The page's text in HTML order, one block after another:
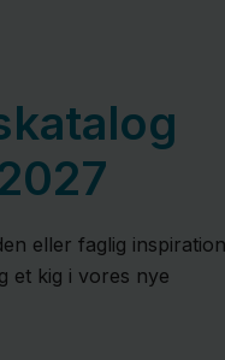
eller faglig
et kig i vores nye